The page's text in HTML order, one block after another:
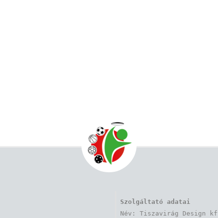
Szolgáltató adatai
Név: Tiszavirág Design